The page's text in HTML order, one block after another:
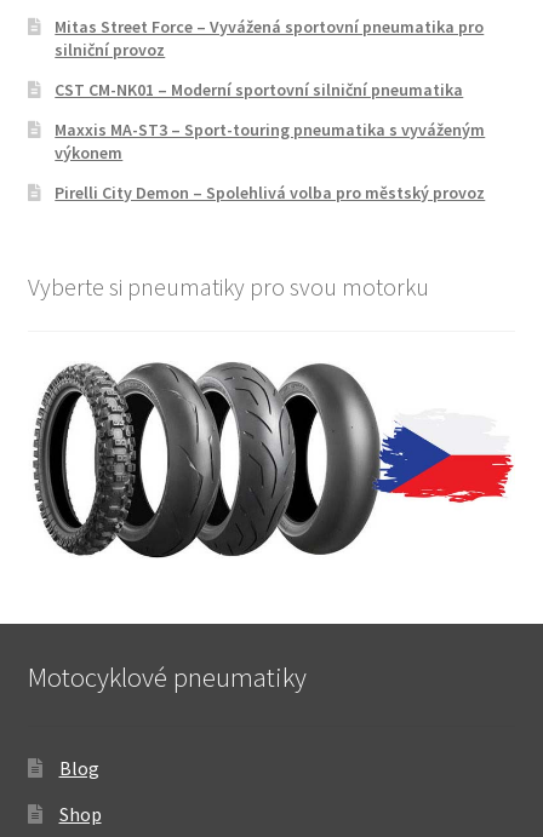
Mitas Street Force – Vyvážená sportovní pneumatika pro
silniční provoz
CST CM-NK01 – Moderní sportovní silniční pneumatika
Maxxis MA-ST3 – Sport-touring pneumatika s vyváženým
výkonem
Pirelli City Demon – Spolehlivá volba pro městský provoz
Vyberte si pneumatiky pro svou motorku
Motocyklové pneumatiky
Blog
Shop